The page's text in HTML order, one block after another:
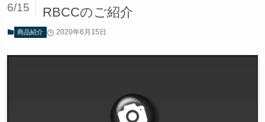
RBCCのご紹介
6/15
商品紹介 2020年6月15日